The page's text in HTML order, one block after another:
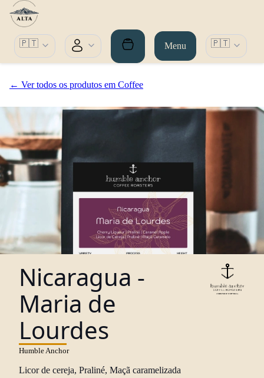
🇵🇹 Menu 🇵🇹
← Ver todos os produtos em Coffee
Nicaragua -
Maria de
Lourdes
Humble Anchor
Licor de cereja, Praliné, Maçã caramelizada